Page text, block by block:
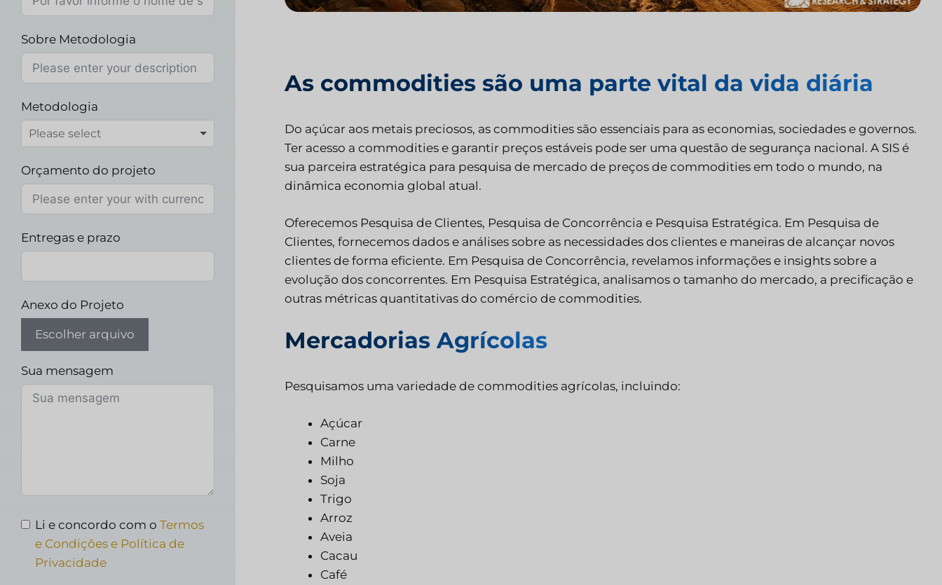
As commodities são uma parte vital da vida diária
Do açúcar aos metais preciosos, as commodities são essenciais para as economias, sociedades e governos.
Ter acesso a commodities e garantir preços estáveis pode ser uma questão de segurança nacional. A SIS é
sua parceira estratégica para pesquisa de mercado de preços de commodities em todo o mundo, na
dinâmica economia global atual.
Oferecemos Pesquisa de Clientes, Pesquisa de Concorrência e Pesquisa Estratégica. Em Pesquisa de
Clientes, fornecemos dados e análises sobre as necessidades dos clientes e maneiras de alcançar novos
clientes de forma eficiente. Em Pesquisa de Concorrência, revelamos informações e insights sobre a
evolução dos concorrentes. Em Pesquisa Estratégica, analisamos o tamanho do mercado, a precificação e
outras métricas quantitativas do comércio de commodities.
Mercadorias Agrícolas
Pesquisamos uma variedade de commodities agrícolas, incluindo:
Açúcar
Carne
Milho
Soja
Trigo
Arroz
Aveia
Cacau
Café
Sobre Metodologia
Metodologia
Orçamento do projeto
Entregas e prazo
Anexo do Projeto
Escolher arquivo
Sua mensagem
Li e concordo com o Termos
e Condições e Política de
Privacidade